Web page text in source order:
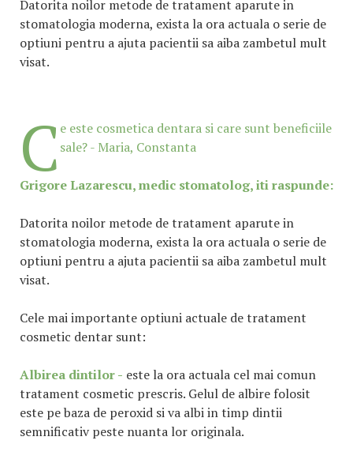
Datorita noilor metode de tratament aparute in
stomatologia moderna, exista la ora actuala o serie de
optiuni pentru a ajuta pacientii sa aiba zambetul mult
visat.
C e este cosmetica dentara si care sunt beneficiile
sale? - Maria, Constanta
Grigore Lazarescu, medic stomatolog, iti raspunde:
Datorita noilor metode de tratament aparute in
stomatologia moderna, exista la ora actuala o serie de
optiuni pentru a ajuta pacientii sa aiba zambetul mult
visat.
Cele mai importante optiuni actuale de tratament
cosmetic dentar sunt:
Albirea dintilor - este la ora actuala cel mai comun
tratament cosmetic prescris. Gelul de albire folosit
este pe baza de peroxid si va albi in timp dintii
semnificativ peste nuanta lor originala.